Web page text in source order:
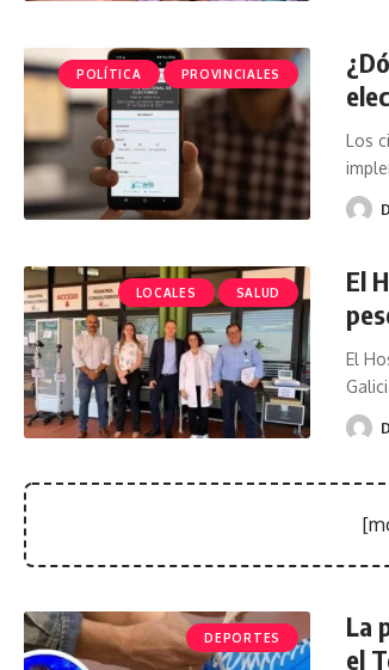
POLÍTICA PROVINCIALES
Los
LOCALES SALUD
El
El
DEPORTES
La
el